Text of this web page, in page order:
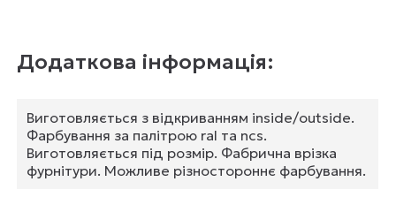
Додаткова інформація:
Виготовляється з відкриванням insіde/outside.
Фарбування за палітрою ral та ncs.
Виготовляється під розмір. Фабрична врізка
фурнітури. Можливе різностороннє фарбування.